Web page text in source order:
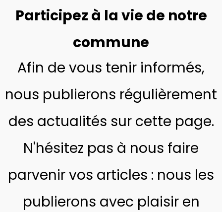
Participez à la vie de notre
commune
Afin de vous tenir informés,
nous publierons régulièrement
des actualités sur cette page.
N'hésitez pas à nous faire
parvenir vos articles : nous les
publierons avec plaisir en